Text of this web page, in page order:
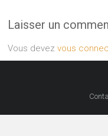
Laisser un
Vous devezvous